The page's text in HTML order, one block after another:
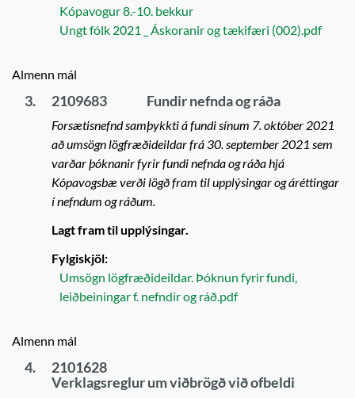
Kópavogur 8.-10. bekkur
Ungt fólk 2021 _ Áskoranir og tækifæri (002).pdf
Almenn mál
3. 2109683 Fundir nefnda og ráða
Forsætisnefnd samþykkti á fundi sínum 7. október 2021
að umsögn lögfræðideildar frá 30. september 2021 sem
varðar þóknanir fyrir fundi nefnda og ráða hjá
Kópavogsbæ verði lögð fram til upplýsingar og áréttingar
í nefndum og ráðum.
Lagt fram til upplýsingar.
Fylgiskjöl:
Umsögn lögfræðideildar. Þóknun fyrir fundi,
leiðbeiningar f. nefndir og ráð.pdf
Almenn mál
4.
2101628
Verklagsreglur um viðbrögð við ofbeldi